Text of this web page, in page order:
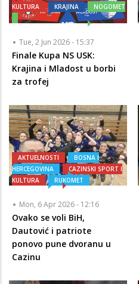
KULTURA
KRAJINA NOGOMET
Tue, 2 Jun 2026 - 15:37
Finale Kupa NS USK:
Krajina i Mladost u borbi
za trofej
AKTUELNOSTI
BOSNA I
HERCEGOVINA
CAZINSKI SPORT I
KULTURA
RUKOMET
Mon, 6 Apr 2026 - 12:16
Ovako se voli BiH,
Dautović i patriote
ponovo pune dvoranu u
Cazinu